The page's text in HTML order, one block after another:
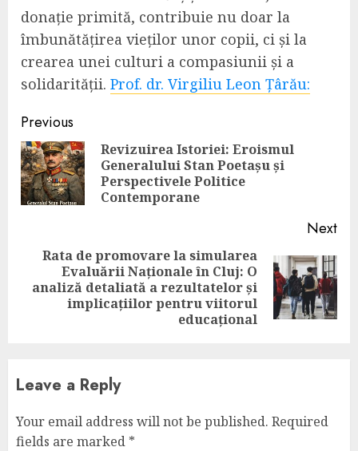
donație primită, contribuie nu doar la
îmbunătățirea vieților unor copii, ci și la
crearea unei culturi a compasiunii și a
solidarității. Prof. dr. Virgiliu Leon Țârău:
Continue
Reading
Previous
Revizuirea Istoriei: Eroismul
Generalului Stan Poetașu și
Perspectivele Politice
Contemporane
Next
Next
Rata de promovare la simularea
Evaluării Naționale în Cluj: O
analiză detaliată a rezultatelor și
implicațiilor pentru viitorul
educațional
Leave a Reply
Your email address will not be published. Required
fields are marked *